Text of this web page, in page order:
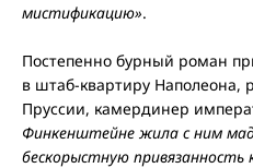
мистификацию».
Постепенно бурный роман
в штаб-квартиру
Пруссии, камердинер
Финкенштейне жила с ним
бескорыстную